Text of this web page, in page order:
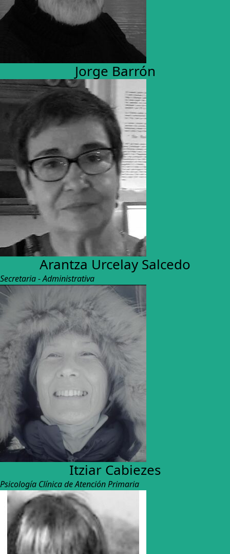
Jorge Barrón
Arantza Urcelay Salcedo
Secretaria - Administrativa
Itziar Cabiezes
Psicología Clínica de Atención Primaria